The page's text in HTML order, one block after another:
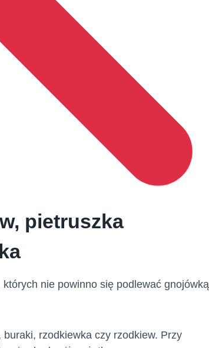
pietruszka
nie powinno się podlewać gnojówką
rzodkiewka czy rzodkiew. Przy